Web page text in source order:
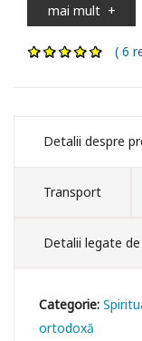
mai mult +
( 6
Detalii despre
Transport
Detalii legate
Categorie:
ortodoxă